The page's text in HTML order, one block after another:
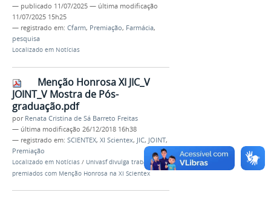
— publicado 11/07/2025 — última modificação
11/07/2025 15h25
— registrado em: Cfarm, Premiação, Farmácia,
pesquisa
Localizado em Notícias
Menção Honrosa XI JIC_V
JOINT_V Mostra de Pós-
graduação.pdf
por Renata Cristina de Sá Barreto Freitas
— última modificação 26/12/2018 16h38
— registrado em: SCIENTEX, XI Scientex, JIC, JOINT,
Premiação
Localizado em Notícias / Univasf divulga trabalhos
premiados com Menção Honrosa na XI Scientex